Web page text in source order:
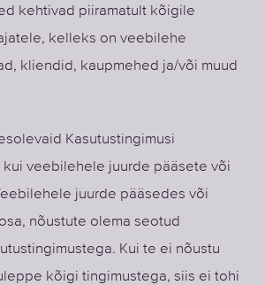
kehtivad piiramatult kõigile
kelleks on veebilehe
kliendid, kaupmehed ja/või muud
Kasutustingimusi
veebilehele juurde pääsete või
juurde pääsedes või
nõustute olema seotud
Kui te ei nõustu
kõigi tingimustega, siis ei tohi